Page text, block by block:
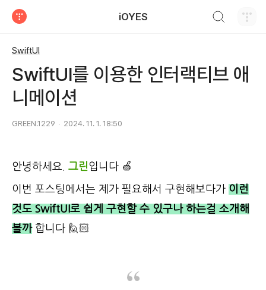
iOYES
SwiftUI
SwiftUI를 이용한 인터랙티브 애
니메이션
GREEN.1229 2024. 11. 1. 18:50
안녕하세요. 그린입니다 🍏
이번 포스팅에서는 제가 필요해서 구현해보다가 이런
것도 SwiftUI로 쉽게 구현할 수 있구나 하는걸 소개해
볼까합니다 🙋🏻